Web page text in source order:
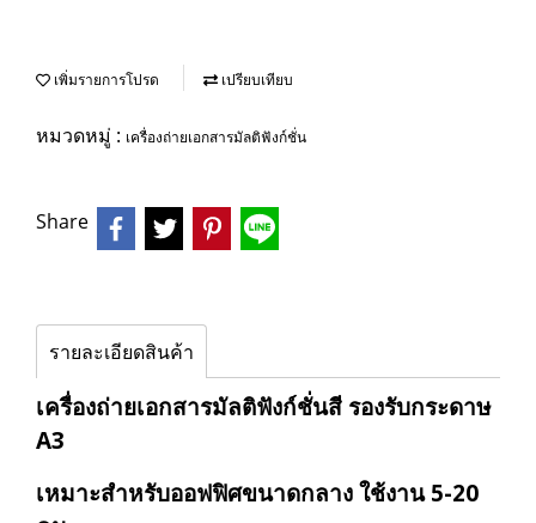
เพิ่มรายการโปรด เปรียบเทียบ
หมวดหมู่ : เครื่องถ่ายเอกสารมัลติฟังก์ชั่น
Share
รายละเอียดสินค้า
เครื่องถ่ายเอกสารมัลติฟังก์ชั่นสี รองรับกระดาษ
A3
เหมาะสำหรับออฟฟิศขนาดกลาง ใช้งาน 5-20